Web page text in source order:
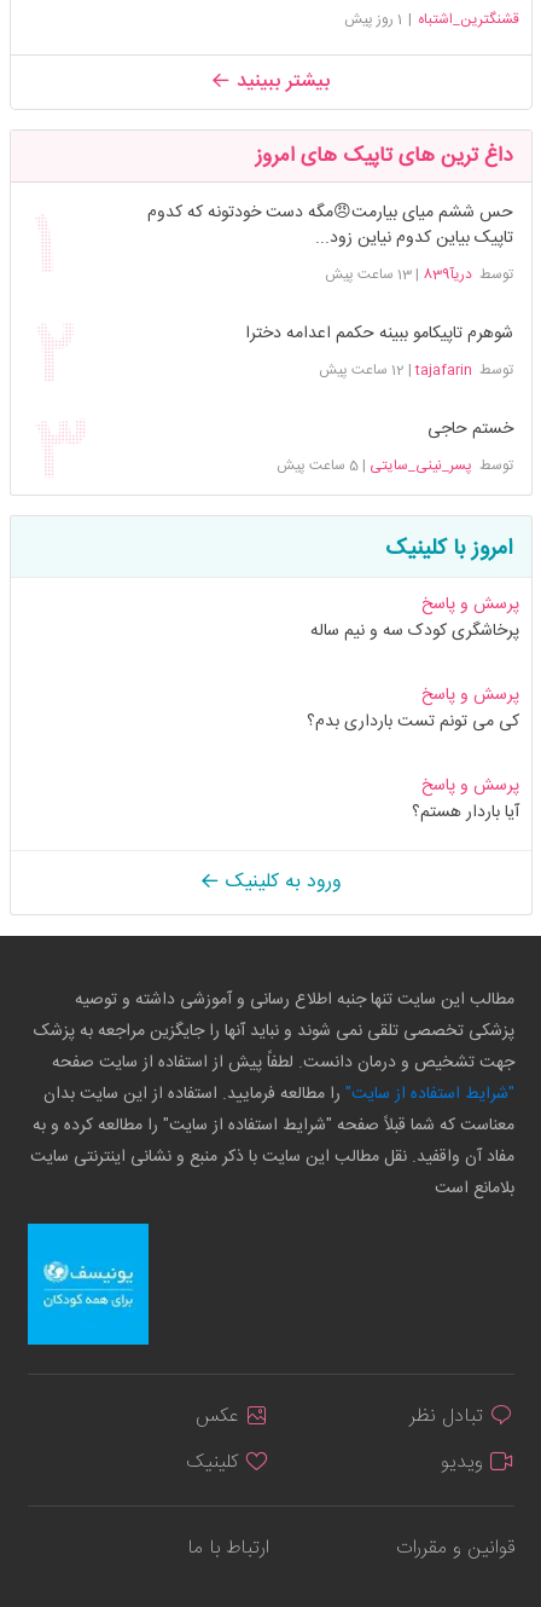
قشنگترین_اشتباه | 1 روز پیش
بیشتر ببینید
داغ ترین های تاپیک های امروز
حس ششم میای بیارمت😠مگه دست خودتونه که کدوم
تاپیک بیاین کدوم نیاین زود...
توسطدریآ839 |13 ساعت پیش
شوهرم تاپیکامو ببینه حکمم اعدامه دخترا
توسط tajafarin
| 12 ساعت پیش
خستم حاجی
توسط پسر_نینی_سایتی |5 ساعت پیش
امروز با کلینیک
پرسش و پاسخ
پرخاشگری کودک سه و نیم ساله
پرسش و پاسخ
کی می تونم تست بارداری بدم؟
پرسش و پاسخ
آیا باردار هستم؟
ورود به کلینیک
مطالب این سایت تنها جنبه اطلاع رسانی و آموزشی داشته و توصیه
پزشکی تخصصی تلقی نمی شوند و نباید آنها را جایگزین مراجعه به پزشک
جهت تشخیص و درمان دانست. لطفاً پیش از استفاده از سایت صفحه
"شرایط استفاده از سایت" را مطالعه فرمایید. استفاده از این سایت بدان
معناست که شما قبلاً صفحه "شرایط استفاده از سایت" را مطالعه کرده و به
مفاد آن واقفید. نقل مطالب این سایت با ذکر منبع و نشانی اینترنتی سایت
بلامانع است
تبادل نظر
عکس
ویدیو
کلینیک
قوانین و مقررات ارتباط با ما